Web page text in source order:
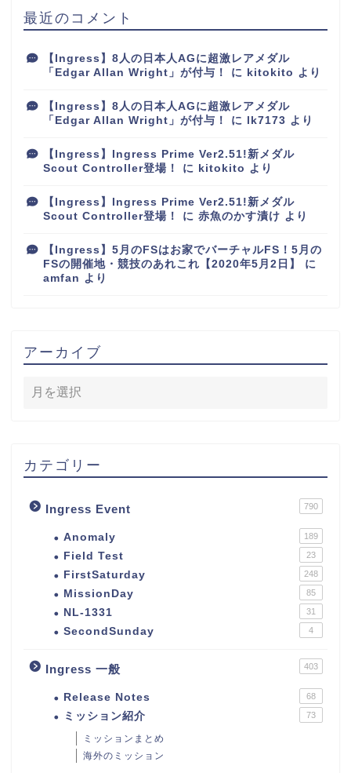
最近のコメント
【Ingress】8人の日本人AGに超激レアメダル
「Edgar Allan Wright」が付与！
に kitokito より
【Ingress】8人の日本人AGに超激レアメダル
「Edgar Allan Wright」が付与！
に lk7173 より
【Ingress】Ingress Prime Ver2.51!新メダル
Scout Controller登場！
に kitokito より
【Ingress】Ingress Prime Ver2.51!新メダル
Scout Controller登場！
に 赤魚のかす漬け より
【Ingress】5月のFSはお家でバーチャルFS！5月の
FSの開催地・競技のあれこれ【2020年5月2日】
に
amfan より
アーカイブ
カテゴリー
Ingress Event 790
Anomaly 189
Field Test 23
FirstSaturday 248
MissionDay 85
NL-1331 31
SecondSunday 4
Ingress 一般 403
Release Notes 68
ミッション紹介 73
ミッションまとめ
海外のミッション